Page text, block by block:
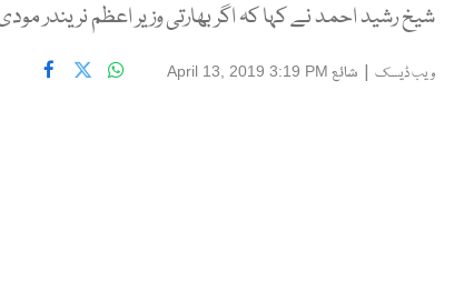
شیخ رشید احمد نے کہا کہ اگر بھارتی وزیر اعظم نریندر
ویب ڈیسک | شائع April 13, 2019 3:19 PM